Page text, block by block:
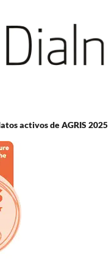
activos de AGRIS 2025